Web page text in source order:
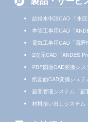
給排水申請CAD 「水匠
本管工事用CAD「
電気工事用CAD「電匠
2次元CAD「ANDES
PDF図面CAD変換シス
紙図面CAD変換システ
顧客管理システム「顧
材料拾い出しシステム